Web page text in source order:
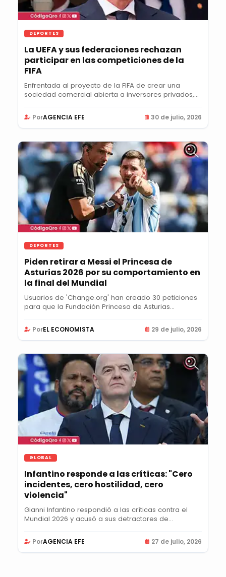
DEPORTES
La UEFA y sus federaciones rechazan
participar en las competiciones de la
FIFA
Enfrentada al proyecto de la FIFA de crear una
sociedad comercial abierta a inversores privados,
PorAGENCIA EFE 30 de julio, 2026
DEPORTES
Piden retirar a Messi el Princesa de
Asturias 2026 por su comportamiento en
la final del Mundial
Usuarios de 'Change.org' han creado 30 peticiones
para que la Fundación Princesa de Asturias...
PorEL ECONOMISTA 29 de julio, 2026
GLOBAL
Infantino responde a las críticas: "Cero
incidentes, cero hostilidad, cero
violencia"
Gianni Infantino respondió a las críticas contra el
Mundial 2026 y acusó a sus detractores de...
PorAGENCIA EFE 27 de julio, 2026